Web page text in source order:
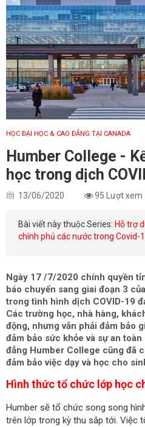
HỌC ĐẠI HỌC & CAO ĐẲNG TẠI CANADA
Humber College -
học trong dịch
13/06/2020 95 Lượt xem
Bài viết này thuộc Series: Hỗ trợ
chính phủ các nước trong Covid-
Ngày 17 /7/2020 chính quyền
báo chuyển sang giai đoạn 3
trong tình hình dịch COVID-19
Các trường học, nhà hàng,
động, nhưng vẫn phải đảm bảo
đảm bảo sức khỏe và sự an
đẳng Humber College cũng đã
đảm bảo việc dạy và học cho
Hình thức tổ chức lớp học
Humber sẽ tổ chức song song
trên lớp trong kỳ thu sắp tới. Việc